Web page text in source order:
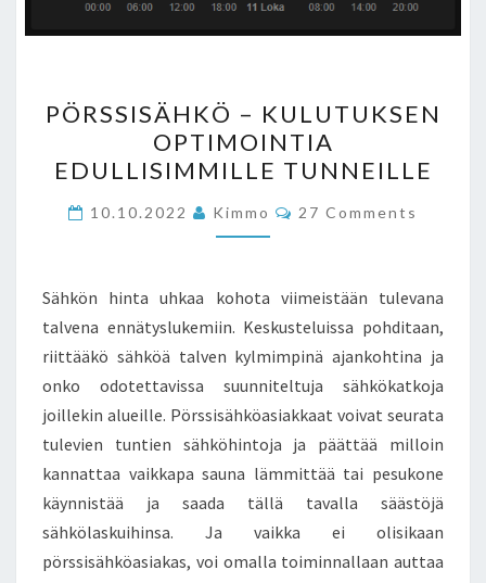
–
KULUTUKSEN
OPTIMOINTIA
EDULLISIMMILLE
TUNNEILLE
PÖRSSISÄHKÖ – KULUTUKSEN
OPTIMOINTIA
EDULLISIMMILLE TUNNEILLE
10.10.2022 Kimmo Comments
27 Comments
Sähkön hinta uhkaa kohota viimeistään tulevana
talvena ennätyslukemiin. Keskusteluissa pohditaan,
riittääkö sähköä talven kylmimpinä ajankohtina ja
onko odotettavissa suunniteltuja sähkökatkoja
joillekin alueille. Pörssisähköasiakkaat voivat seurata
tulevien tuntien sähköhintoja ja päättää milloin
kannattaa vaikkapa sauna lämmittää tai pesukone
käynnistää ja saada tällä tavalla säästöjä
sähkölaskuihinsa. Ja vaikka ei olisikaan
pörssisähköasiakas, voi omalla toiminnallaan auttaa